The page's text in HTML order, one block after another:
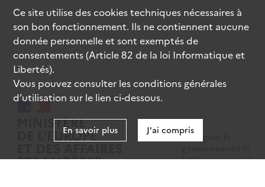
data.gouv.fr
legifrance.gouv.fr
Ce site utilise descookiestechniques nécessaires à
son bon fonctionnement. Ils ne contiennent aucune
donnée personnelle et sont exemptés de
consentements (Article 82 de la loi Informatique et
Libertés).
Vous pouvez consulter les conditions générales
d’utilisation sur le lien ci-dessous.
En savoir plus J'ai compris